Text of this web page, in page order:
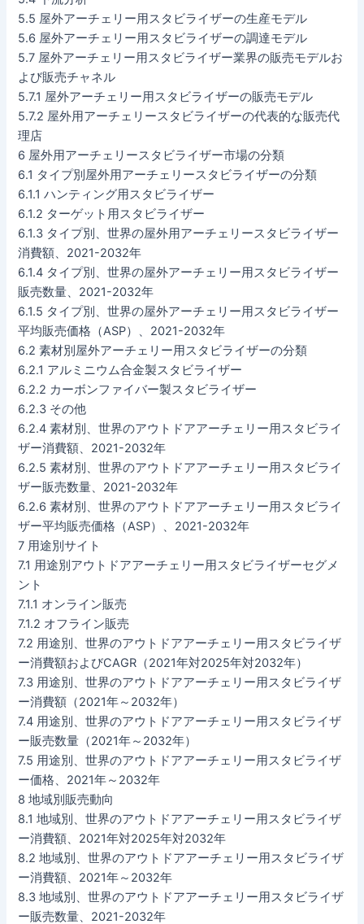
5.5 屋外アーチェリー用スタビライザーの生産モデル
5.6 屋外アーチェリー用スタビライザーの調達モデル
5.7 屋外アーチェリー用スタビライザー業界の販売モデルお
よび販売チャネル
5.7.1 屋外アーチェリー用スタビライザーの販売モデル
5.7.2 屋外用アーチェリースタビライザーの代表的な販売代
理店
6 屋外用アーチェリースタビライザー市場の分類
6.1 タイプ別屋外用アーチェリースタビライザーの分類
6.1.1 ハンティング用スタビライザー
6.1.2 ターゲット用スタビライザー
6.1.3 タイプ別、世界の屋外用アーチェリースタビライザー
消費額、2021-2032年
6.1.4 タイプ別、世界の屋外アーチェリー用スタビライザー
販売数量、2021-2032年
6.1.5 タイプ別、世界の屋外アーチェリー用スタビライザー
平均販売価格（ASP）、2021-2032年
6.2 素材別屋外アーチェリー用スタビライザーの分類
6.2.1 アルミニウム合金製スタビライザー
6.2.2 カーボンファイバー製スタビライザー
6.2.3 その他
6.2.4 素材別、世界のアウトドアアーチェリー用スタビライ
ザー消費額、2021-2032年
6.2.5 素材別、世界のアウトドアアーチェリー用スタビライ
ザー販売数量、2021-2032年
6.2.6 素材別、世界のアウトドアアーチェリー用スタビライ
ザー平均販売価格（ASP）、2021-2032年
7 用途別サイト
7.1 用途別アウトドアアーチェリー用スタビライザーセグメ
ント
7.1.1 オンライン販売
7.1.2 オフライン販売
7.2 用途別、世界のアウトドアアーチェリー用スタビライザ
ー消費額およびCAGR（2021年対2025年対2032年）
7.3 用途別、世界のアウトドアアーチェリー用スタビライザ
ー消費額（2021年～2032年）
7.4 用途別、世界のアウトドアアーチェリー用スタビライザ
ー販売数量（2021年～2032年）
7.5 用途別、世界のアウトドアアーチェリー用スタビライザ
ー価格、2021年～2032年
8 地域別販売動向
8.1 地域別、世界のアウトドアアーチェリー用スタビライザ
ー消費額、2021年対2025年対2032年
8.2 地域別、世界のアウトドアアーチェリー用スタビライザ
ー消費額、2021年～2032年
8.3 地域別、世界のアウトドアアーチェリー用スタビライザ
ー販売数量、2021-2032年